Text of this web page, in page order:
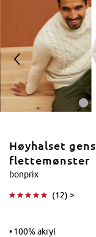
<
Høyhalset
flettemønster
bonprix
(12) >
100% akryl